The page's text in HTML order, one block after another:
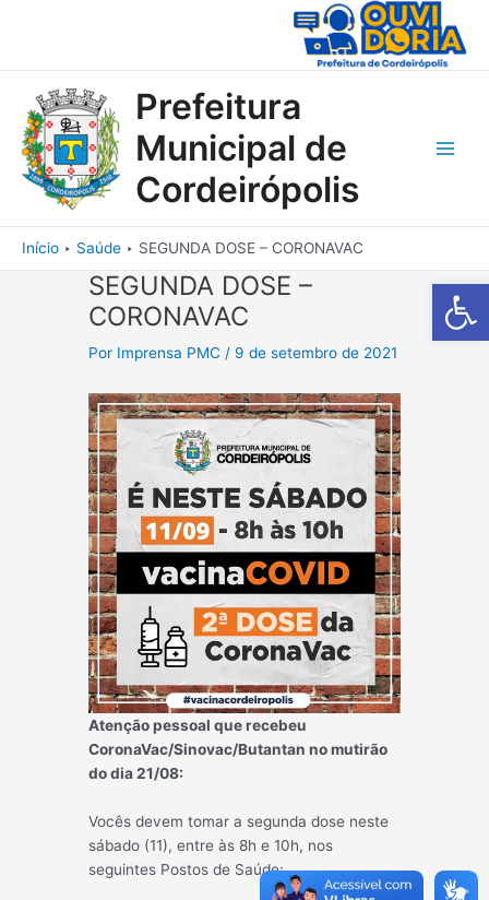
Barra de
Prefeitura
Municipal de
Cordeirópolis
Início Saúde SEGUNDA DOSE – CORONAVAC
SEGUNDA DOSE –
CORONAVAC
Por Imprensa PMC / 9 de setembro de 2021
Atenção pessoal que recebeu
CoronaVac/Sinovac/Butantan no mutirão
do dia 21/08:
Vocês devem tomar a segunda dose neste
sábado (11), entre às 8h e 10h, nos
seguintes Postos de Saúde: